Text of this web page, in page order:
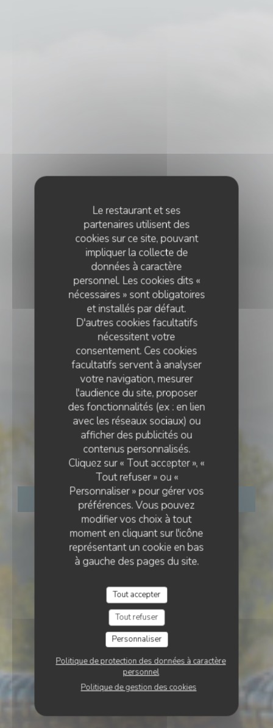
Le restaurant et ses
partenaires utilisent des
cookies sur ce site, pouvant
impliquer la collecte de
données à caractère
personnel. Les cookies dits «
nécessaires » sont obligatoires
et installés par défaut.
D'autres cookies facultatifs
nécessitent votre
consentement. Ces cookies
facultatifs servent à analyser
votre navigation, mesurer
l'audience du site, proposer
des fonctionnalités (ex : en lien
avec les réseaux sociaux) ou
afficher des publicités ou
contenus personnalisés.
Cliquez sur « Tout accepter », «
Tout refuser » ou «
Personnaliser » pour gérer vos
préférences. Vous pouvez
modifier vos choix à tout
moment en cliquant sur l'icône
représentant un cookie en bas
à gauche des pages du site.
Tout accepter
Tout refuser
Personnaliser
Politique de protection des données à caractère
personnel
Politique de gestion des cookies
• BRUGAIROLLES
Côté Resto
RÉSERVER
CÔTÉ RESTO